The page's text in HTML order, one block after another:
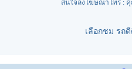
สนใจลงโฆษณาโทร : คุ
เลือกชม รถ